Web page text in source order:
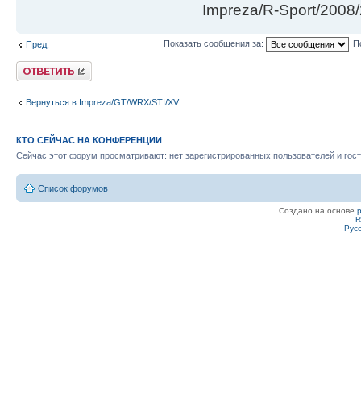
Impreza/R-Sport/
Пред. Показать сообщения за:
Ответить
Вернуться в Impreza/GT/WRX/STI/XV
КТО СЕЙЧАС НА КОНФЕРЕНЦИИ
Сейчас этот форум просматривают: нет зарегистрированных пользователей и
Список форумов
Создано на основе